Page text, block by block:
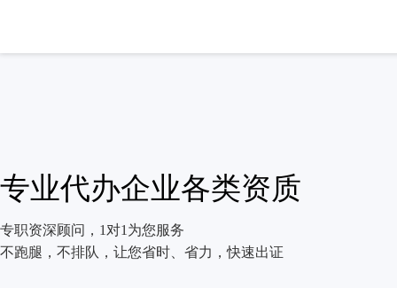
专业代办企业各类资质
专职资深顾问，1对1为您服务
不跑腿，不排队，让您省时、省力，快速出证